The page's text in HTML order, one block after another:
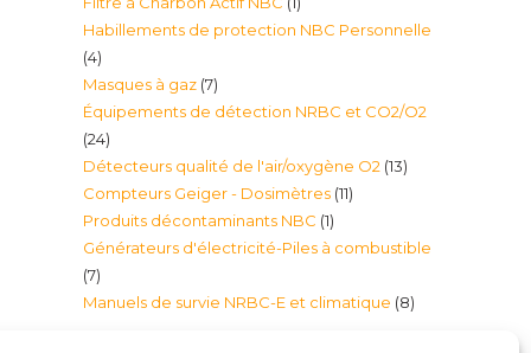
produit
Habillements de protection NBC Personnelle
44
produits
Masques à gaz 77
produits
Équipements de détection NRBC et CO2/O2
2424
produits
Détecteurs qualité de l'air/oxygène O2 1313
Compteurs Geiger - Dosimètres 1111
Produits décontaminants NBC 11
produit
Générateurs d'électricité-Piles à combustible
77
produits
Manuels de survie NRBC-E et climatique 88